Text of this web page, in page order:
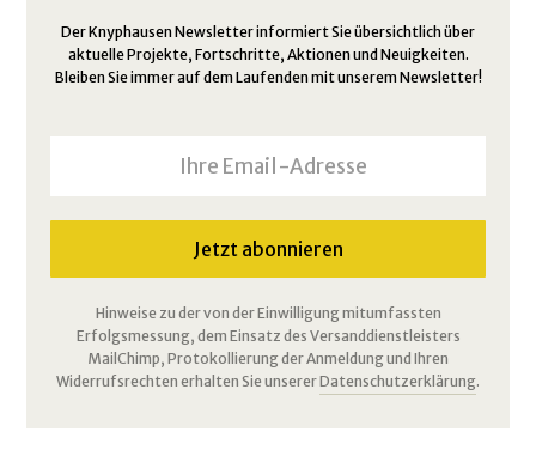
Der Knyphausen Newsletter informiert Sie übersichtlich über
aktuelle Projekte, Fortschritte, Aktionen und Neuigkeiten.
Bleiben Sie immer auf dem Laufenden mit unserem Newsletter!
Hinweise zu der von der Einwilligung mitumfassten
Erfolgsmessung, dem Einsatz des Versanddienstleisters
MailChimp, Protokollierung der Anmeldung und Ihren
Widerrufsrechten erhalten Sie unsererDatenschutzerklärung.